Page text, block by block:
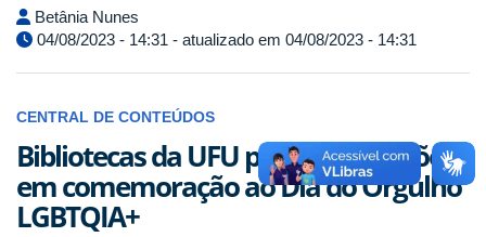
Betânia Nunes
04/08/2023 - 14:31 - atualizado em 04/08/2023 - 14:31
CENTRAL DE CONTEÚDOS
Bibliotecas da UFU promovem ações
em comemoração ao Dia do Orgulho
LGBTQIA+